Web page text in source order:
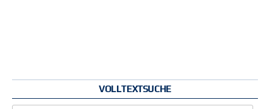
VOLLTEXTSUCHE